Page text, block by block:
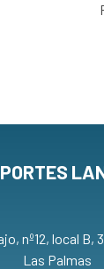
nº12, local B,
Las Palmas